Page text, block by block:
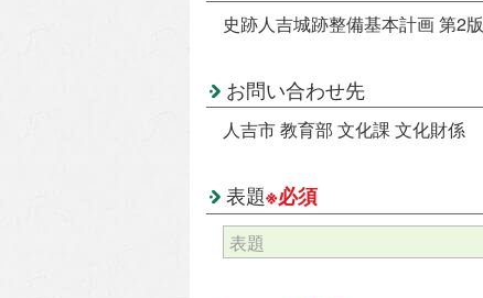
史跡人吉城跡整備基本計画 第2版
お問い合わせ先
人吉市 教育部 文化課 文化財係
表題※必須